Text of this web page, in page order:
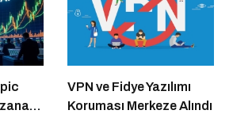
VPN ve Fidye Yazılımı
Koruması Merkeze Alındı